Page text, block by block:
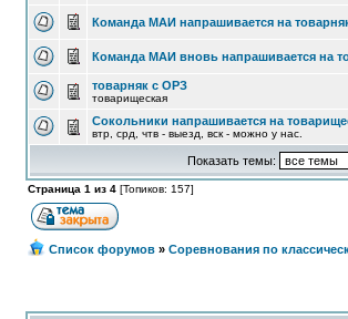
Команда МАИ напрашивается на
Команда МАИ вновь напрашивается на
товарняк с ОРЗ
товарищеская
Сокольники напрашивается на
втр, срд, чтв - выезд, вск - можно у нас.
Показать темы:
Страница 1 из 4 [Топиков: 157]
Список форумов » Соревнования по